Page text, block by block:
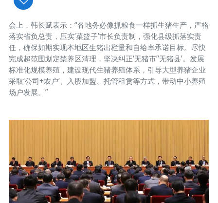
会上，韩长赋表示：“各地务必像抓粮食一样抓生猪生产，严格
落实省负总责，压实‘菜篮子’市长负责制，强化县级抓落实责
任，确保如期实现本地区生猪出栏量和自给率承诺目标。尽快
完成超范围划定禁养区清理，坚决纠正‘无猪市’‘无猪县’。发展
标准化规模养殖，建设现代生猪养殖体系，引导大型养猪企业
采取‘公司+农户’、入股加盟、托管租赁等方式，带动中小养殖
场户发展。”